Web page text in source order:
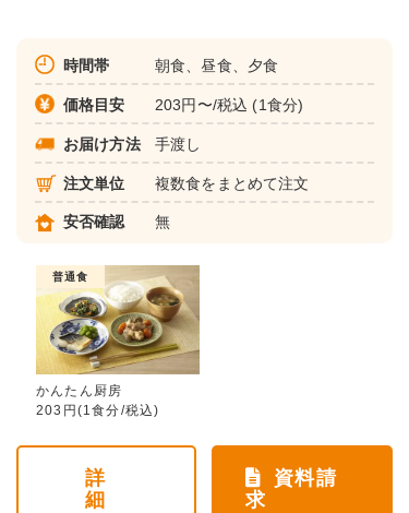
時間帯 朝食、昼食、夕食
価格目安 203円〜/税込 (1食分)
お届け方法 手渡し
注文単位 複数食をまとめて注文
安否確認 無
普通食
かんたん厨房
203円(1食分/税込)
詳
細
資料請
求